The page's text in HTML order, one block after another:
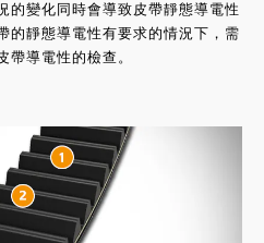
的變化同時會導致皮帶靜態導電性
的靜態導電性有要求的情況下，需
帶導電性的檢查。